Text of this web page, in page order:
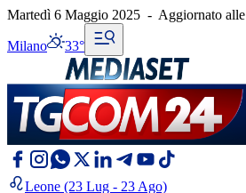
Martedì 6 Maggio 2025 - Aggiornato alle
Milano 33°
Leone (23 Lug - 23 Ago)